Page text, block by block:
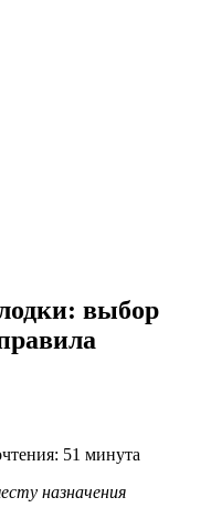
выбор
51 минута
назначения